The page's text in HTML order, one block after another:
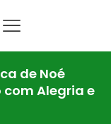
de Noé
com Alegria e